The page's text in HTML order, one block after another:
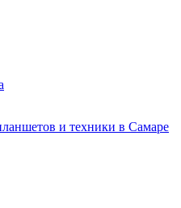
и техники в Самаре